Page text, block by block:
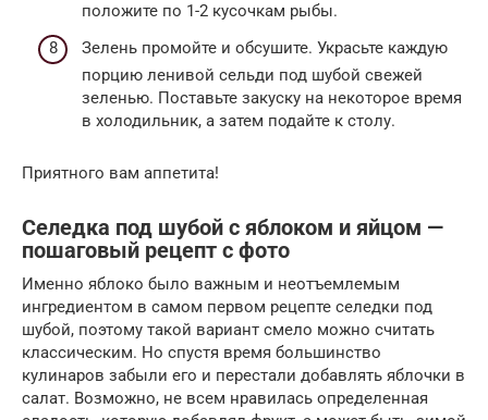
положите по 1-2 кусочкам рыбы.
Зелень промойте и обсушите. Украсьте каждую
порцию ленивой сельди под шубой свежей
зеленью. Поставьте закуску на некоторое время
в холодильник, а затем подайте к столу.
Приятного вам аппетита!
Селедка под шубой с яблоком и яйцом —
пошаговый рецепт с фото
Именно яблоко было важным и неотъемлемым
ингредиентом в самом первом рецепте селедки под
шубой, поэтому такой вариант смело можно считать
классическим. Но спустя время большинство
кулинаров забыли его и перестали добавлять яблочки в
салат. Возможно, не всем нравилась определенная